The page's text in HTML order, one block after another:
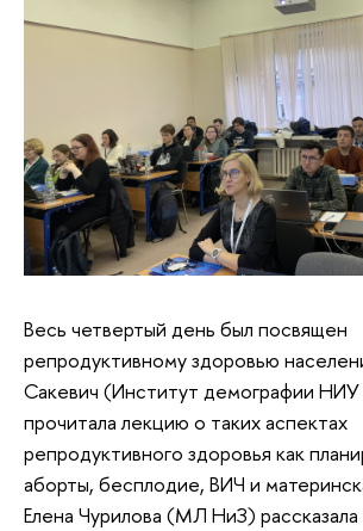
Весь четвертый день был посвящен
репродуктивному здоровью
Сакевич (Институт демографии
прочитала лекцию о таких аспектах
репродуктивного здоровья как
аборты, бесплодие, ВИЧ и
Елена Чурилова (МЛ НиЗ) рассказала